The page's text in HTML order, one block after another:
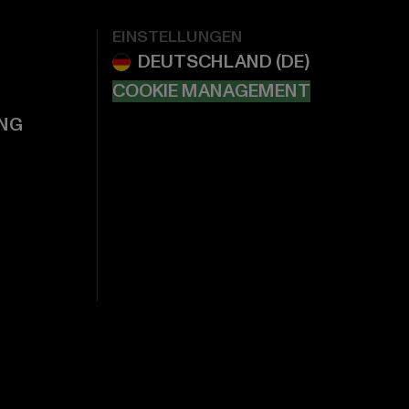
EINSTELLUNGEN
COOKIE MANAGEMENT